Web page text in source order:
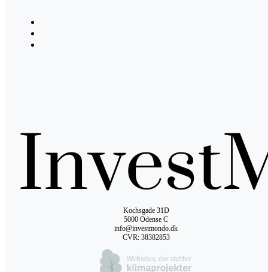
Kochsgade 31D
5000 Odense C
info@investmondo.dk
CVR: 38382853